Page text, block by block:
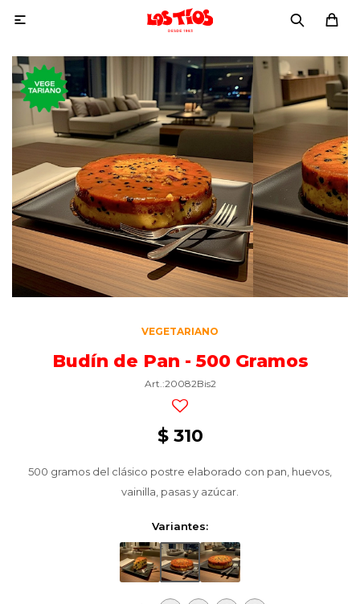

VEGETARIANO
Budín de Pan - 500 Gramos
20082Bis2
$ 310
500 gramos del clásico postre elaborado con pan, huevos,
vainilla, pasas y azúcar.
Variantes: